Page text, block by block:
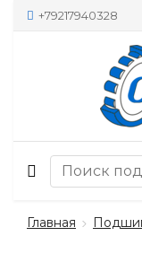
+79217940328
Главная